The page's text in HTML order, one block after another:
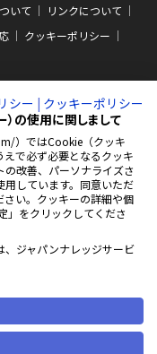
いて
リンクについて
クッキーポリシー
が、著作権者からコンテン
を示す商標（登録番号 第
を掲示しているサービスの一
版制作・流通協議会
reserved.
シー | クッキーポリシー
の使用に関しまして
）ではCookie（クッキ
で必ず必要となるクッキ
改善、パーソナライズさ
しています。同意いただ
い。クッキーの詳細や個
」をクリックしてくださ
、ジャパンナレッジサービ